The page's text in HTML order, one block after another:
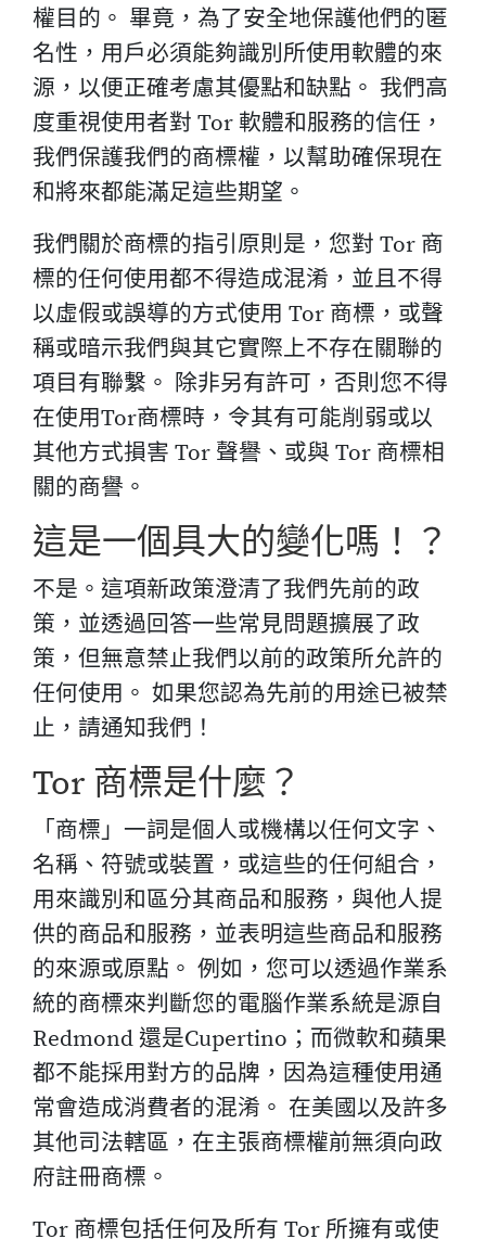
權目的。 畢竟，為了安全地保護他們的匿
名性，用戶必須能夠識別所使用軟體的來
源，以便正確考慮其優點和缺點。 我們高
度重視使用者對 Tor 軟體和服務的信任，
我們保護我們的商標權，以幫助確保現在
和將來都能滿足這些期望。
我們關於商標的指引原則是，您對 Tor 商
標的任何使用都不得造成混淆，並且不得
以虛假或誤導的方式使用 Tor 商標，或聲
稱或暗示我們與其它實際上不存在關聯的
項目有聯繫。 除非另有許可，否則您不得
在使用Tor商標時，令其有可能削弱或以
其他方式損害 Tor 聲譽、或與 Tor 商標相
關的商譽。
這是一個具大的變化嗎！？
不是。這項新政策澄清了我們先前的政
策，並透過回答一些常見問題擴展了政
策，但無意禁止我們以前的政策所允許的
任何使用。 如果您認為先前的用途已被禁
止，請通知我們！
Tor 商標是什麼？
「商標」一詞是個人或機構以任何文字、
名稱、符號或裝置，或這些的任何組合，
用來識別和區分其商品和服務，與他人提
供的商品和服務，並表明這些商品和服務
的來源或原點。 例如，您可以透過作業系
統的商標來判斷您的電腦作業系統是源自
Redmond 還是Cupertino；而微軟和蘋果
都不能採用對方的品牌，因為這種使用通
常會造成消費者的混淆。 在美國以及許多
其他司法轄區，在主張商標權前無須向政
府註冊商標。
Tor 商標包括任何及所有 Tor 所擁有或使